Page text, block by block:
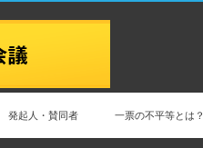
発起人・賛同者 一票の不平等とは？